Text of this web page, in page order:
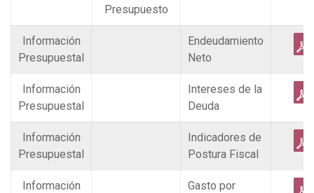
Presupuesto
Información
Presupuestal
Endeudamiento
Neto
Información
Presupuestal
Intereses de la
Deuda
Información
Presupuestal
Indicadores de
Postura Fiscal
Información
Gasto por